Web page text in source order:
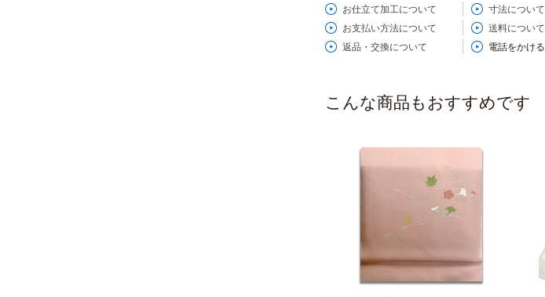
お仕立て加工について
寸法について
お支払い方法について
送料について
返品・交換について
電話をかける
こんな商品もおすすめです